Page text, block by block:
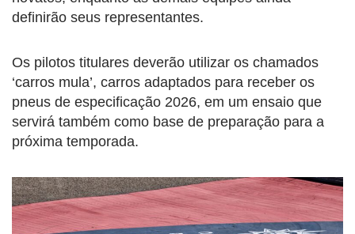
definirão seus representantes.
Os pilotos titulares deverão utilizar os chamados
‘carros mula’, carros adaptados para receber os
pneus de especificação 2026, em um ensaio que
servirá também como base de preparação para a
próxima temporada.